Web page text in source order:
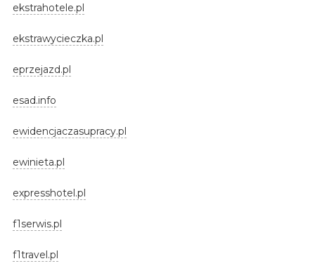
ekstrahotele.pl
ekstrawycieczka.pl
eprzejazd.pl
esad.info
ewidencjaczasupracy.pl
ewinieta.pl
expresshotel.pl
f1serwis.pl
f1travel.pl